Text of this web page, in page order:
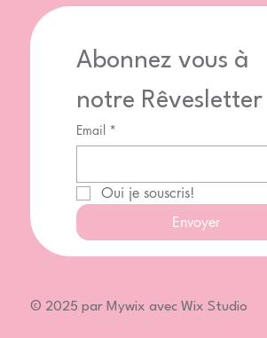
Abonnez vous à
notre Rêvesletter
Email *
Oui je souscris!
Envoyer
© 2025 par Mywix avec Wix Studio